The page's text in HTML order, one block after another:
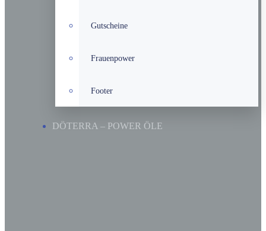
Gutscheine
Frauenpower
Footer
DÖTERRA – POWER ÖLE